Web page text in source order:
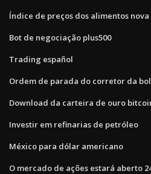
Índice de preços dos alimentos
Bot de negociação plus500
Trading español
Ordem de parada do corretor da
Download da carteira de ouro
Investir em refinarias de petróleo
México para dólar americano
O mercado de ações estará aberto